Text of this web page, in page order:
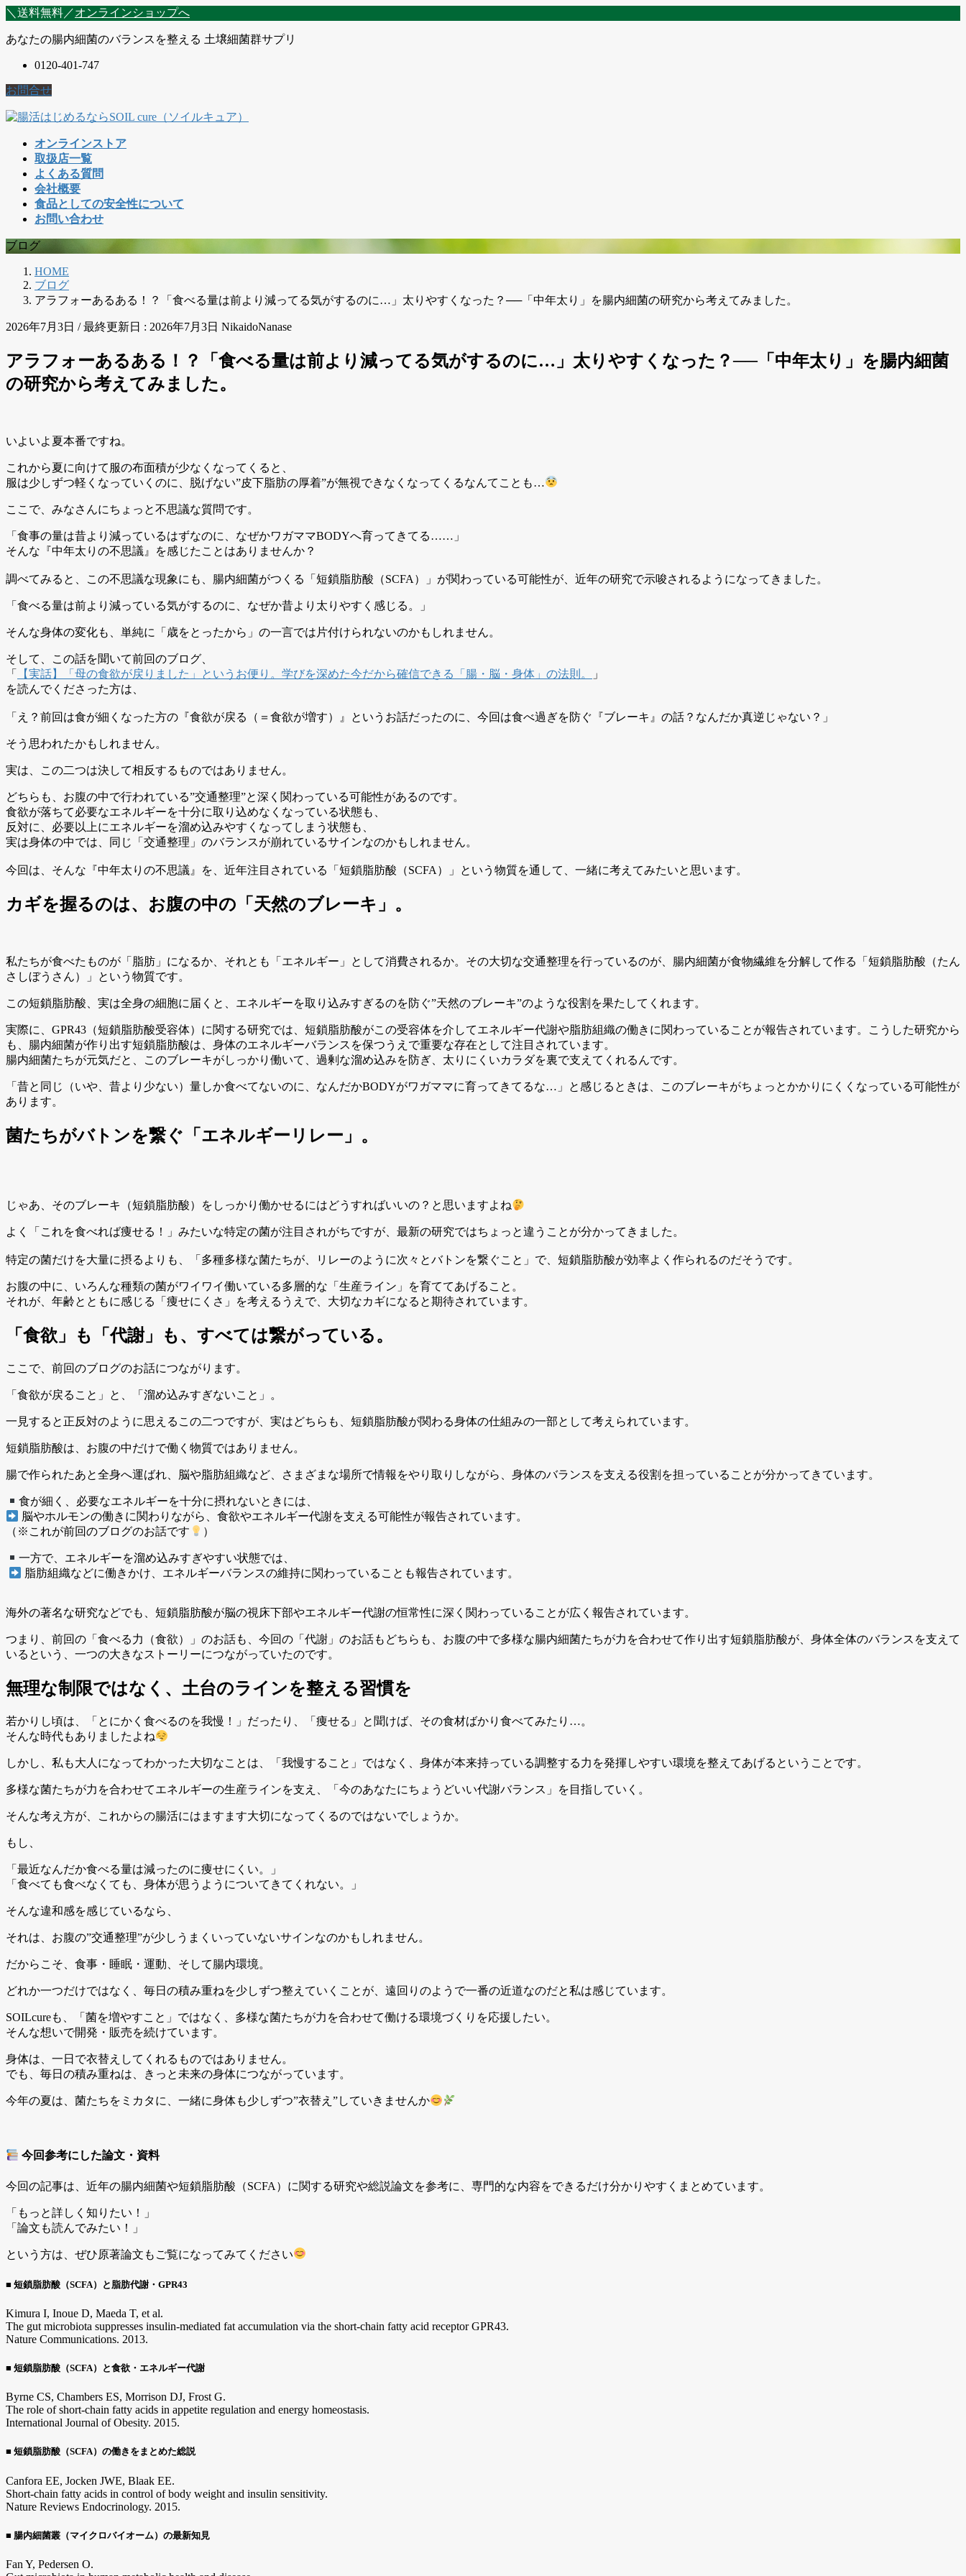
コ
テ
に
動
ナ
ゲ
ョ
に
＼送料無料／オンラインショップへ
あなたの腸内細菌のバランスを整える 土壌細菌群サプリ
0120-401-747
お問合せ
オンラインストア
取扱店一覧
よくある質問
会社概要
食品としての安全性について
お問い合わせ
ブログ
HOME
ブログ
アラフォーあるある！？「食べる量は前より減ってる気がするのに…」太りやすくなった？──「中年太り」を腸内細菌の研究から考えてみました。
2026年7月3日 / 最終更新日 : 2026年7月3日 NikaidoNanase
アラフォーあるある！？「食べる量は前より減ってる気がするのに…」太りやすくなった？──「中年太り」を腸内細菌
の研究から考えてみました。
いよいよ夏本番ですね。
これから夏に向けて服の布面積が少なくなってくると、
服は少しずつ軽くなっていくのに、脱げない”皮下脂肪の厚着”が無視できなくなってくるなんてことも…
ここで、みなさんにちょっと不思議な質問です。
「食事の量は昔より減っているはずなのに、なぜかワガママBODYへ育ってきてる……」
そんな『中年太りの不思議』を感じたことはありませんか？
調べてみると、この不思議な現象にも、腸内細菌がつくる「短鎖脂肪酸（SCFA）」が関わっている可能性が、近年の研究で示唆されるようになってきました。
「食べる量は前より減っている気がするのに、なぜか昔より太りやすく感じる。」
そんな身体の変化も、単純に「歳をとったから」の一言では片付けられないのかもしれません。
そして、この話を聞いて前回のブログ、
「
【実話】「母の食欲が戻りました」というお便り。学びを深めた今だから確信できる「腸・脳・身体」の法則。
」
を読んでくださった方は、
「え？前回は食が細くなった方の『食欲が戻る（＝食欲が増す）』というお話だったのに、今回は食べ過ぎを防ぐ『ブレーキ』の話？なんだか真逆じゃない？」
そう思われたかもしれません。
実は、この二つは決して相反するものではありません。
どちらも、お腹の中で行われている”交通整理”と深く関わっている可能性があるのです。
食欲が落ちて必要なエネルギーを十分に取り込めなくなっている状態も、
反対に、必要以上にエネルギーを溜め込みやすくなってしまう状態も、
実は身体の中では、同じ「交通整理」のバランスが崩れているサインなのかもしれません。
今回は、そんな『中年太りの不思議』を、近年注目されている「短鎖脂肪酸（SCFA）」という物質を通して、一緒に考えてみたいと思います。
カギを握るのは、お腹の中の「天然のブレーキ」 。
私たちが食べたものが「脂肪」になるか、それとも「エネルギー」として消費されるか。その大切な交通整理を行っているのが、腸内細菌が食物繊維を分解して作る「短鎖脂肪酸（たん
さしぼうさん）」という物質です。
この短鎖脂肪酸、実は全身の細胞に届くと、エネルギーを取り込みすぎるのを防ぐ”天然のブレーキ”のような役割を果たしてくれます。
実際に、GPR43（短鎖脂肪酸受容体）に関する研究では、短鎖脂肪酸がこの受容体を介してエネルギー代謝や脂肪組織の働きに関わっていることが報告されています。こうした研究から
も、腸内細菌が作り出す短鎖脂肪酸は、身体のエネルギーバランスを保つうえで重要な存在として注目されています。
腸内細菌たちが元気だと、このブレーキがしっかり働いて、過剰な溜め込みを防ぎ、太りにくいカラダを裏で支えてくれるんです。
「昔と同じ（いや、昔より少ない）量しか食べてないのに、なんだかBODYがワガママに育ってきてるな…」と感じるときは、このブレーキがちょっとかかりにくくなっている可能性が
あります。
菌たちがバトンを繋ぐ「エネルギーリレー」 。
じゃあ、そのブレーキ（短鎖脂肪酸）をしっかり働かせるにはどうすればいいの？と思いますよね
よく「これを食べれば痩せる！」みたいな特定の菌が注目されがちですが、最新の研究ではちょっと違うことが分かってきました。
特定の菌だけを大量に摂るよりも、「多種多様な菌たちが、リレーのように次々とバトンを繋ぐこと」で、短鎖脂肪酸が効率よく作られるのだそうです。
お腹の中に、いろんな種類の菌がワイワイ働いている多層的な「生産ライン」を育ててあげること。
それが、年齢とともに感じる「痩せにくさ」を考えるうえで、大切なカギになると期待されています。
「食欲」も「代謝」も、すべては繋がっている。
ここで、前回のブログのお話につながります。
「食欲が戻ること」と、「溜め込みすぎないこと」。
一見すると正反対のように思えるこの二つですが、実はどちらも、短鎖脂肪酸が関わる身体の仕組みの一部として考えられています。
短鎖脂肪酸は、お腹の中だけで働く物質ではありません。
腸で作られたあと全身へ運ばれ、脳や脂肪組織など、さまざまな場所で情報をやり取りしながら、身体のバランスを支える役割を担っていることが分かってきています。
食が細く、必要なエネルギーを十分に摂れないときには、
脳やホルモンの働きに関わりながら、食欲やエネルギー代謝を支える可能性が報告されています。
（※これが前回のブログのお話です
）
一方で、エネルギーを溜め込みすぎやすい状態では、
脂肪組織などに働きかけ、エネルギーバランスの維持に関わっていることも報告されています。
海外の著名な研究などでも、短鎖脂肪酸が脳の視床下部やエネルギー代謝の恒常性に深く関わっていることが広く報告されています。
つまり、前回の「食べる力（食欲）」のお話も、今回の「代謝」のお話もどちらも、お腹の中で多様な腸内細菌たちが力を合わせて作り出す短鎖脂肪酸が、身体全体のバランスを支えて
いるという、一つの大きなストーリーにつながっていたのです。
無理な制限ではなく、土台のラインを整える習慣を
若かりし頃は、「とにかく食べるのを我慢！」だったり、「痩せる」と聞けば、その食材ばかり食べてみたり…。
そんな時代もありましたよね
しかし、私も大人になってわかった大切なことは、「我慢すること」ではなく、身体が本来持っている調整する力を発揮しやすい環境を整えてあげるということです。
多様な菌たちが力を合わせてエネルギーの生産ラインを支え、「今のあなたにちょうどいい代謝バランス」を目指していく。
そんな考え方が、これからの腸活にはますます大切になってくるのではないでしょうか。
もし、
「最近なんだか食べる量は減ったのに痩せにくい。」
「食べても食べなくても、身体が思うようについてきてくれない。」
そんな違和感を感じているなら、
それは、お腹の”交通整理”が少しうまくいっていないサインなのかもしれません。
だからこそ、食事・睡眠・運動、そして腸内環境。
どれか一つだけではなく、毎日の積み重ねを少しずつ整えていくことが、遠回りのようで一番の近道なのだと私は感じています。
SOILcureも、「菌を増やすこと」ではなく、多様な菌たちが力を合わせて働ける環境づくりを応援したい。
そんな想いで開発・販売を続けています。
身体は、一日で衣替えしてくれるものではありません。
でも、毎日の積み重ねは、きっと未来の身体につながっています。
今年の夏は、菌たちをミカタに、一緒に身体も少しずつ”衣替え”していきませんか
今回参考にした論文・資料
今回の記事は、近年の腸内細菌や短鎖脂肪酸（SCFA）に関する研究や総説論文を参考に、専門的な内容をできるだけ分かりやすくまとめています。
「もっと詳しく知りたい！」
「論文も読んでみたい！」
という方は、ぜひ原著論文もご覧になってみてください
■ 短鎖脂肪酸（SCFA）と脂肪代謝・GPR43
Kimura I, Inoue D, Maeda T, et al.
The gut microbiota suppresses insulin-mediated fat accumulation via the short-chain fatty acid receptor GPR43.
Nature Communications. 2013.
■ 短鎖脂肪酸（SCFA）と食欲・エネルギー代謝
Byrne CS, Chambers ES, Morrison DJ, Frost G.
The role of short-chain fatty acids in appetite regulation and energy homeostasis.
International Journal of Obesity. 2015.
■ 短鎖脂肪酸（SCFA）の働きをまとめた総説
Canfora EE, Jocken JWE, Blaak EE.
Short-chain fatty acids in control of body weight and insulin sensitivity.
Nature Reviews Endocrinology. 2015.
■ 腸内細菌叢（マイクロバイオーム）の最新知見
Fan Y, Pedersen O.